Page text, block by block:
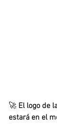
🚀 El logo de
estará en el